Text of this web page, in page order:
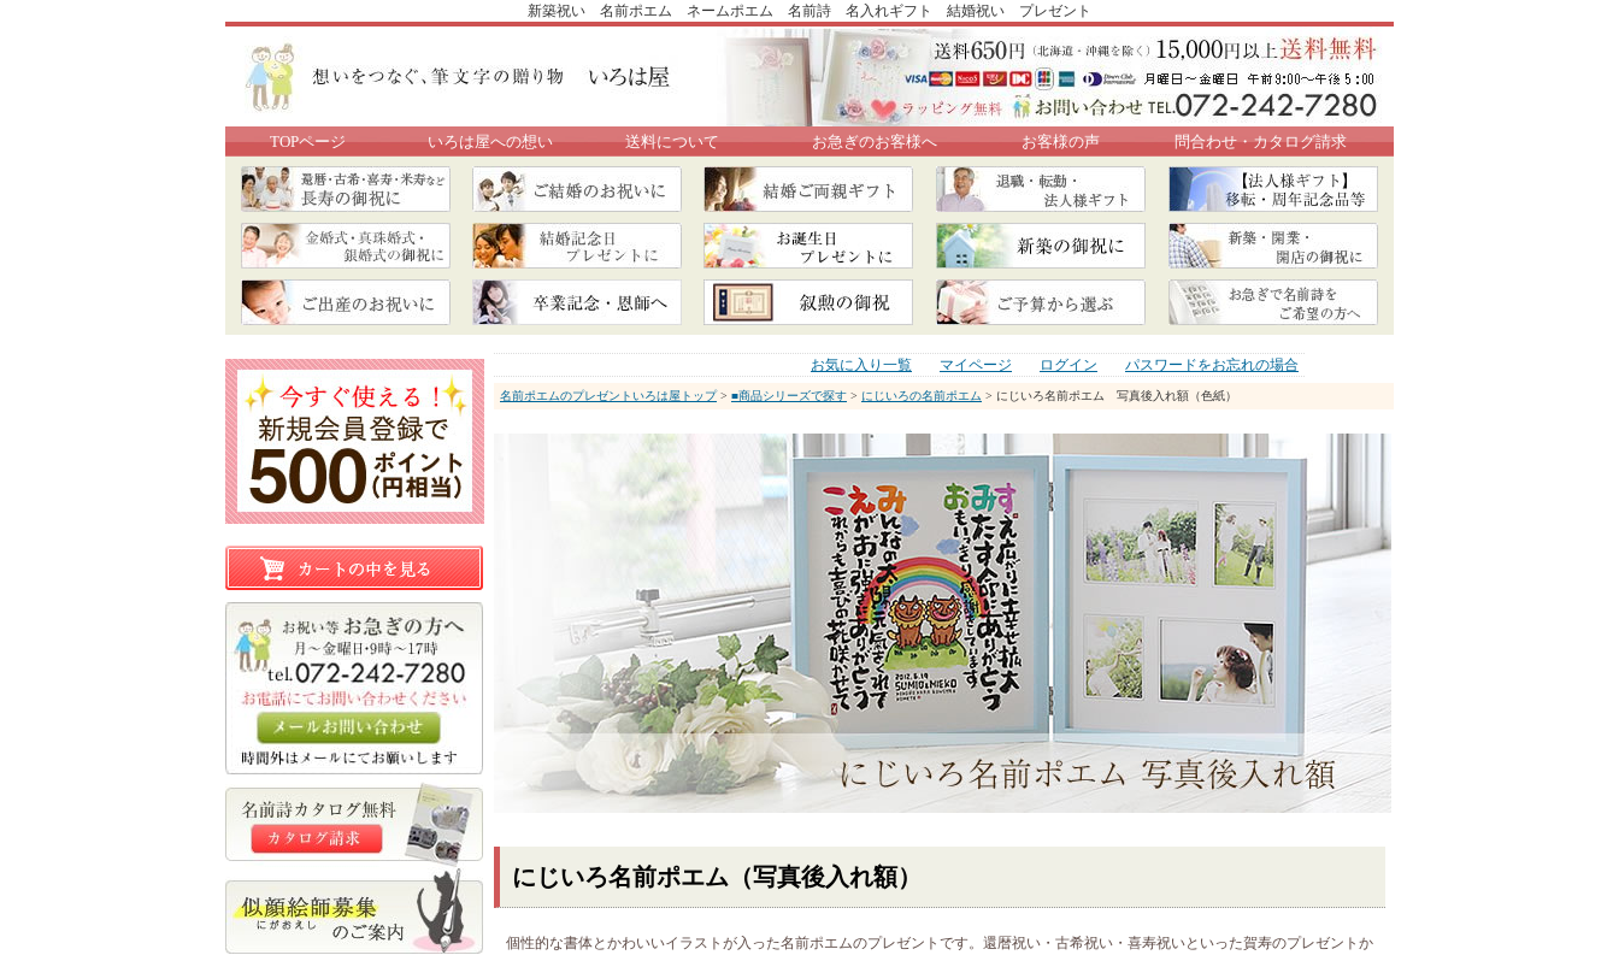
新築祝い 名前ポエム ネームポエム 名前詩 名入れギフト 結婚祝い プレゼント
TOPページ いろは屋への想い 送料について お急ぎのお客様へ お客様の声 問合わせ・カタログ請求
お気に入り一覧 マイページ ログイン パスワードをお忘れの場合
名前ポエムのプレゼントいろは屋トップ> ■商品シリーズで探す > にじいろの名前ポエム > にじいろ名前ポエム 写真後入れ額（色紙）
にじいろ名前ポエム（写真後入れ額）
個性的な書体とかわいいイラストが入った名前ポエムのプレゼントです。還暦祝い・古希祝い・喜寿祝いといった賀寿のプレゼントか